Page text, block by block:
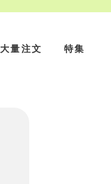
大量注文 特集